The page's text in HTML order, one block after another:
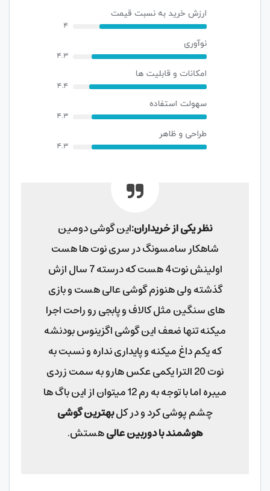
نظر یکی از خریداران:این گوشی دومین
شاهکار سامسونگ در سری نوت ها هست
اولینش نوت4 هست که درسته 7 سال ازش
گذشته ولی هنوزم گوشی عالی هست و بازی
های سنگین مثل کالاف و پابجی رو راحت اجرا
میکنه تنها ضعف این گوشی اگزینوس بودنشه
که یکم داغ میکنه و پایداری نداره و نسبت به
نوت 20 الترا یکمی عکس هارو به سمت زردی
میبره اما با توجه به رم 12 میتوان از این باگ ها
چشم پوشی کرد و در کلبهترین گوشی
هوشمند با دوربین عالیهستش.